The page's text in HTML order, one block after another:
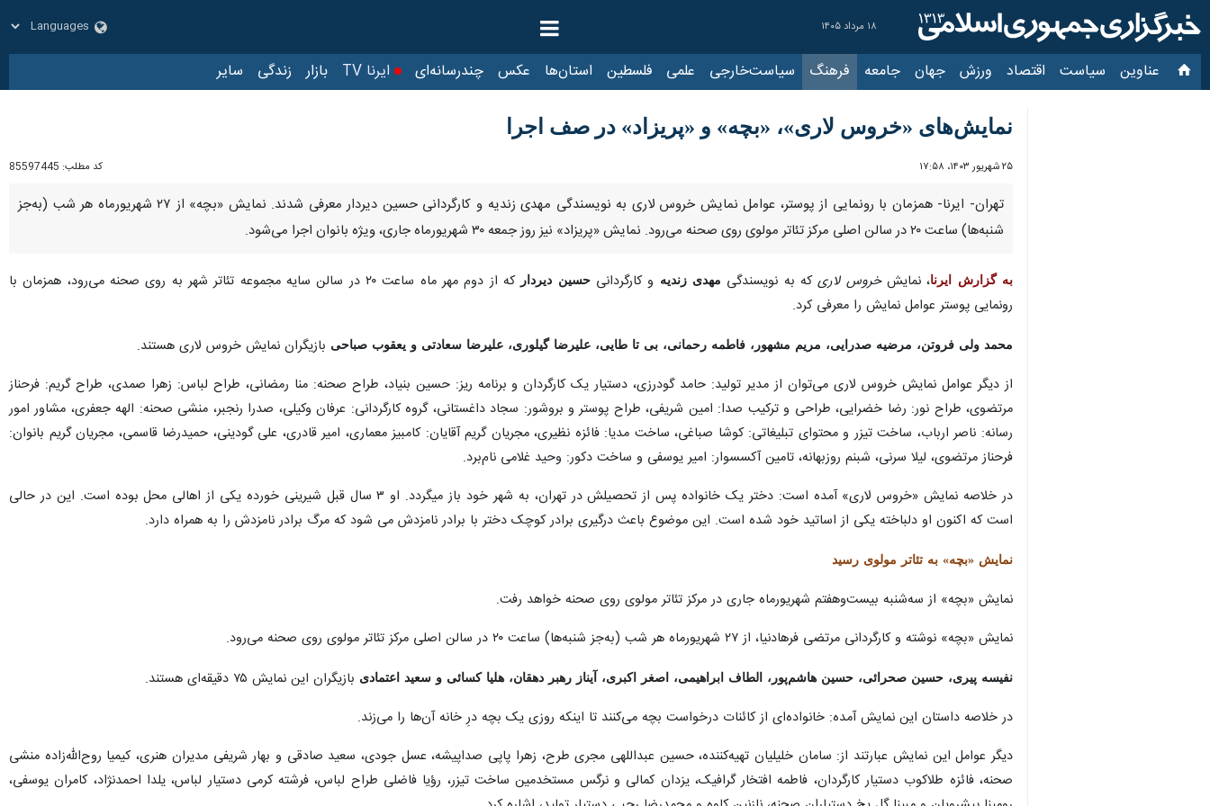
۱۸ مرداد ۱۴۰۵
عناوین‌ سیاست اقتصاد ورزش جهان جامعه فرهنگ سیاست‌خارجی علمی فلسطین استان‌ها عکس چندرسانه‌ای ایرنا TV بازار زندگی سایر
نمایش‌های «خروس لاری»، «بچه» و «پریزاد» در صف اجرا
۲۵ شهریور ۱۴۰۳، ۱۷:۵۸ کد مطلب: 85597445
تهران- ایرنا- همزمان با رونمایی از پوستر، عوامل نمایش خروس لاری به نویسندگی مهدی زندیه و کارگردانی حسین دیردار معرفی شدند. نمایش «بچه» از ۲۷ شهریورماه هر شب (به‌جز
شنبه‌ها) ساعت ۲۰ در سالن اصلی مرکز تئاتر مولوی روی صحنه می‌رود. نمایش «پریزاد» نیز روز جمعه ۳۰ شهریورماه جاری، ویژه بانوان اجرا می‌شود.
به گزارش ایرنا، نمایشخروس لاریکه به نویسندگیمهدی زندیهو کارگردانیحسین دیردار
که از دوم مهر ماه ساعت ۲۰ در سالن سایه مجموعه تئاتر شهر به روی صحنه می‌رود، همزمان با رونمایی
پوستر عوامل نمایش را معرفی کرد.
محمد ولی فروتن، مرضیه صدرایی، مریم مشهور، فاطمه رحمانی، بی تا طایی، علیرضا گیلوری، علیرضا سعادتی و یعقوب صباحیبازیگران نمایش خروس لاری هستند.
از دیگر عوامل نمایش خروس لاری می‌توان از مدیر تولید: حامد گودرزی، دستیار یک کارگردان و برنامه ریز: حسین بنیاد، طراح صحنه: منا رمضانی، طراح لباس: زهرا صمدی، طراح گریم: فرحناز
مرتضوی، طراح نور: رضا خضرایی، طراحی و ترکیب صدا: امین شریفی، طراح پوستر و بروشور: سجاد داغستانی، گروه کارگردانی: عرفان وکیلی، صدرا رنجبر، منشی صحنه: الهه جعفری، مشاور امور
رسانه: ناصر ارباب، ساخت تیزر و محتوای تبلیغاتی: کوشا صباغی، ساخت مدیا: فائزه نظیری، مجریان گریم آقایان: کامبیز معماری، امیر قادری، علی گودینی، حمیدرضا قاسمی، مجریان گریم بانوان:
فرحناز مرتضوی، لیلا سرنی، شبنم روزبهانه، تامین آکسسوار: امیر یوسفی و ساخت دکور: وحید غلامی نام‌برد.
در خلاصه نمایش «خروس لاری» آمده است: دختر یک خانواده پس از تحصیلش در تهران، به شهر خود باز میگردد. او ۳ سال قبل شیرینی خورده یکی از اهالی محل بوده است. این در حالی
است که اکنون او دلباخته یکی از اساتید خود شده است. این موضوع باعث درگیری برادر کوچک دختر با برادر نامزدش می شود که مرگ برادر نامزدش را به همراه دارد.
نمایش «بچه» به تئاتر مولوی رسید
نمایش «بچه» از سه‌شنبه بیست‌وهفتم شهریورماه جاری در مرکز تئاتر مولوی روی صحنه خواهد رفت.
نمایش «بچه» نوشته و کارگردانی مرتضی فرهادنیا، از ۲۷ شهریورماه هر شب (به‌جز شنبه‌ها) ساعت ۲۰ در سالن اصلی مرکز تئاتر مولوی روی صحنه می‌رود.
نفیسه پیری، حسین صحرائی، حسین هاشم‌پور، الطاف ابراهیمی، اصغر اکبری، آیناز رهبر دهقان، هلیا کسائی و سعید اعتمادیبازیگران این نمایش ۷۵ دقیقه‌ای هستند.
در خلاصه داستان این نمایش آمده: خانواده‌ای از کائنات درخواست بچه می‌کنند تا اینکه روزی یک بچه درِ خانه آن‌ها را می‌زند.
دیگر عوامل این نمایش عبارتند از: سامان خلیلیان تهیه‌کننده، حسین عبداللهی مجری طرح، زهرا پاپی صداپیشه، عسل جودی، سعید صادقی و بهار شریفی مدیران هنری، کیمیا روح‌الله‌زاده منشی
صحنه، فائزه طلاکوب دستیار کارگردان، فاطمه افتخار گرافیک، یزدان کمالی و نرگس مستخدمین ساخت تیزر، رؤیا فاضلی طراح لباس، فرشته کرمی دستیار لباس، یلدا احمدنژاد، کامران یوسفی،
رومینا پیشرویان و مبینا گل یخ دستیاران صحنه، نازنین کاوه و محمدرضا رجبی دستیار تولید، اشاره کرد.